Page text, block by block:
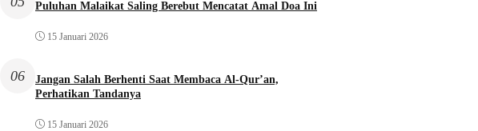
Puluhan Malaikat Saling Berebut Mencatat Amal Doa Ini
15 Januari 2026
06
Jangan Salah Berhenti Saat Membaca Al-Qur’an,
Perhatikan Tandanya
15 Januari 2026